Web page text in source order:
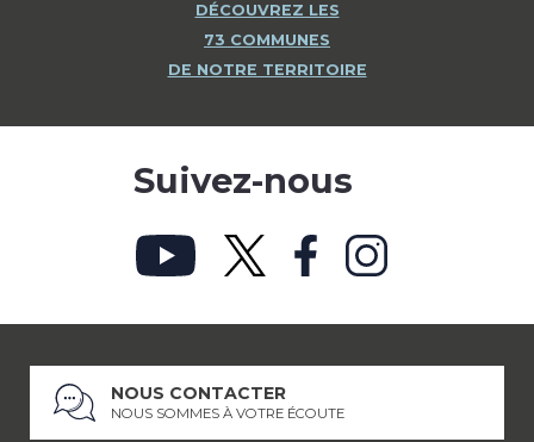
DÉCOUVREZ LES
73 COMMUNES
DE NOTRE TERRITOIRE
Suivez-nous
NOUS CONTACTER
NOUS SOMMES À VOTRE ÉCOUTE